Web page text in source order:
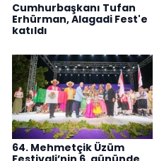
Cumhurbaşkanı Tufan
Erhürman, Alagadi Fest'e
katıldı
64. Mehmetçik Üzüm